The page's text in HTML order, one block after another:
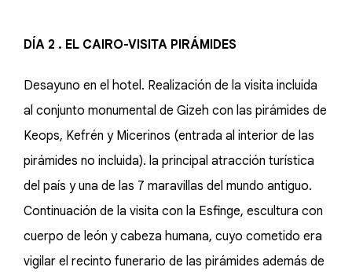
DÍA 2 . EL CAIRO-VISITA PIRÁMIDES
Desayuno en el hotel. Realización de la visita incluida
al conjunto monumental de Gizeh con las pirámides de
Keops, Kefrén y Micerinos (entrada al interior de las
pirámides no incluida). la principal atracción turística
del país y una de las 7 maravillas del mundo antiguo.
Continuación de la visita con la Esfinge, escultura con
cuerpo de león y cabeza humana, cuyo cometido era
vigilar el recinto funerario de las pirámides además de